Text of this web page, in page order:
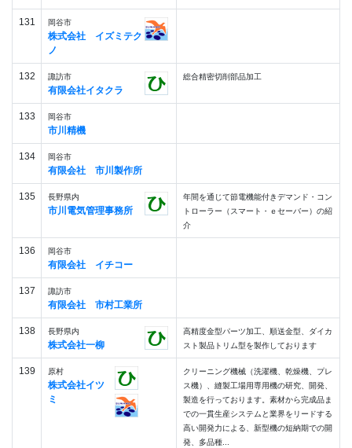
131 岡谷市
株式会社 イズミテク
ノ
132 諏訪市
有限会社イタクラ
総合精密切削部品加工
133 岡谷市
市川精機
134 岡谷市
有限会社 市川製作所
135 長野県内
市川電気管理事務所
年間を通じて節電機能付きデマンド・コン
トローラー（スマート・ｅセーバー）の紹
介
136 岡谷市
有限会社 イチコー
137 諏訪市
有限会社 市村工業所
138 長野県内
株式会社一柳
高精度金型パーツ加工、順送金型、ダイカ
スト製品トリム型を製作しております
139 原村
株式会社イツ
ミ
クリーニング機械（洗濯機、乾燥機、プレ
ス機）、縫製工場用専用機の研究、開発、
製造を行っております。素材から完成品ま
での一貫生産システムと業界をリードする
高い開発力による、新型機の短納期での開
発、多品種...